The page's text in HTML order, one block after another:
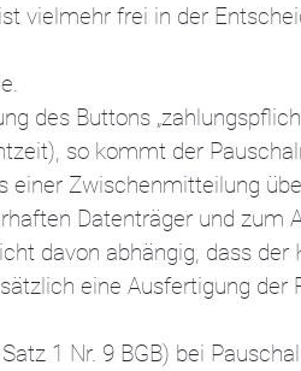
vielmehr frei in der
des Buttons
so kommt der
Zwischenmitteilung
Datenträger und zum
davon abhängig, dass der
eine Ausfertigung der
1 Nr. 9 BGB) bei